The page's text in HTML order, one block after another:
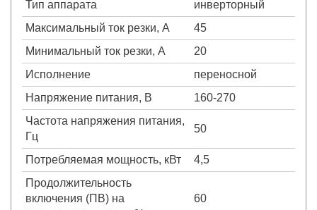
Тип аппарата
инверторный
Максимальный ток резки, А
45
Минимальный ток резки, А
20
Исполнение
переносной
Напряжение питания, В
160-270
Частота напряжения питания,
Гц
50
Потребляемая мощность, кВт
4,5
Продолжительность
включения (ПВ) на
60